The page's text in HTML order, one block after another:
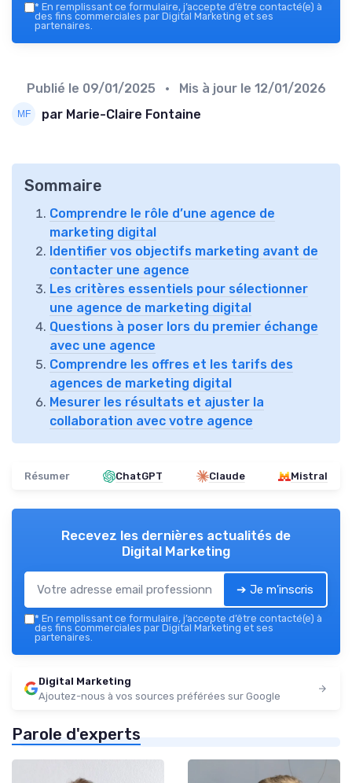
* En remplissant ce formulaire, j’accepte d’être contacté(e) à
des fins commerciales par Digital Marketing et ses
partenaires.
Publié le 09/01/2025 • Mis à jour le 12/01/2026
par Marie-Claire Fontaine
Sommaire
Comprendre le rôle d’une agence de
marketing digital
Identifier vos objectifs marketing avant de
contacter une agence
Les critères essentiels pour sélectionner
une agence de marketing digital
Questions à poser lors du premier échange
avec une agence
Comprendre les offres et les tarifs des
agences de marketing digital
Mesurer les résultats et ajuster la
collaboration avec votre agence
Résumer ChatGPT Claude Mistral
Recevez les dernières actualités de
Digital Marketing
➔ Je m'inscris
* En remplissant ce formulaire, j’accepte d’être contacté(e) à
des fins commerciales par Digital Marketing et ses
partenaires.
Digital Marketing
Ajoutez-nous à vos sources préférées sur Google
Parole d'experts